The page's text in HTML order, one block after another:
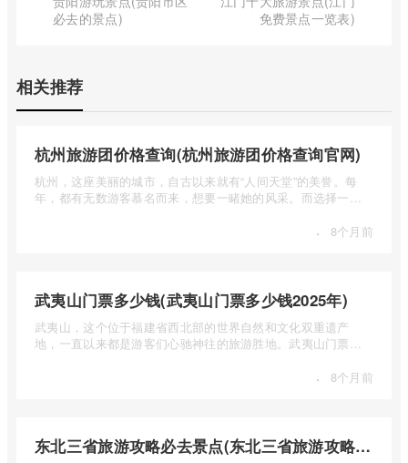
必去的景点)
免费景点一览表)
相关推荐
杭州旅游团价格查询(杭州旅游团价格查询官网)
杭州，这座美丽的城市，自古以来就有“人间天堂”的美誉。每
年，都有无数游客慕名而来，想要一睹她的风采。而选择一个
· 8个月前
武夷山门票多少钱(武夷山门票多少钱2025年)
武夷山，这个位于福建省西北部的世界自然和文化双重遗产
地，一直以来都是游客们心驰神往的旅游胜地。武夷山门票多
· 8个月前
东北三省旅游攻略必去景点(东北三省旅游攻略必去景点视频介绍)